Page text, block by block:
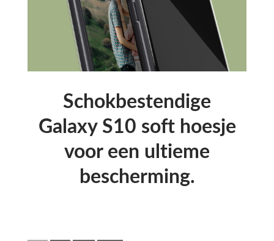
Schokbestendige
Galaxy S10 soft hoesje
voor een ultieme
bescherming.